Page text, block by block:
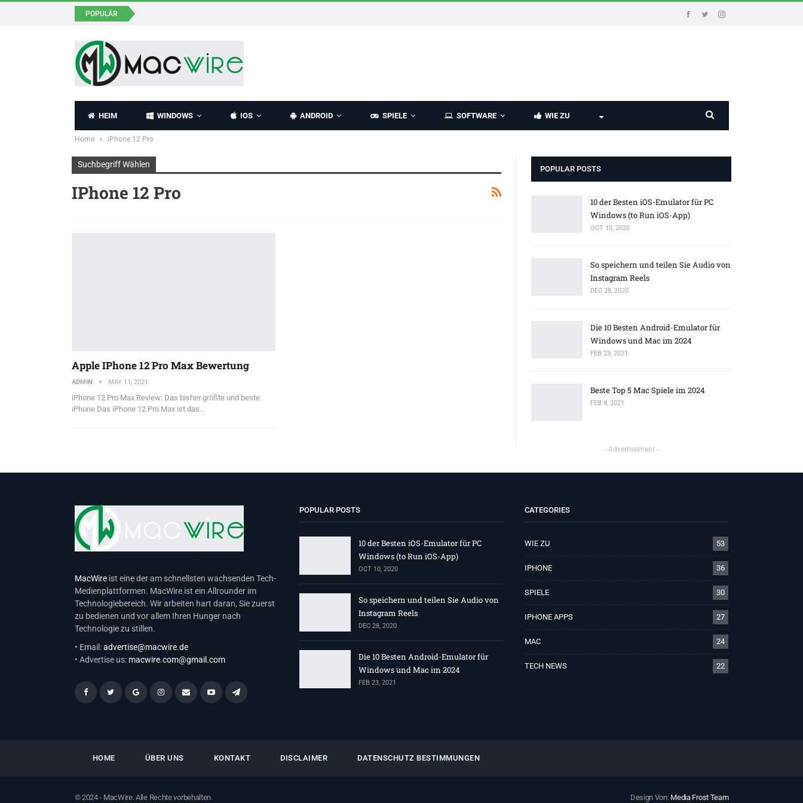
POPULÄR
HEIM WINDOWS IOS ANDROID SPIELE SOFTWARE WIE ZU
Home iPhone 12 Pro
Suchbegriff Wählen
IPhone 12 Pro
Apple IPhone 12 Pro Max Bewertung
ADMIN MAY 11, 2021
iPhone 12 Pro Max Review: Das bisher größte und beste
iPhone Das iPhone 12 Pro Max ist das…
POPULAR POSTS
10 der Besten iOS-Emulator für PC
Windows (to Run iOS-App)
OCT 10, 2020
So speichern und teilen Sie Audio von
Instagram Reels
DEC 28, 2020
Die 10 Besten Android-Emulator für
Windows und Mac im 2024
FEB 23, 2021
Beste Top 5 Mac Spiele im 2024
FEB 8, 2021
- Advertisement -
MacWireist eine der am schnellsten wachsenden Tech-
Medienplattformen. MacWire ist ein Allrounder im
Technologiebereich. Wir arbeiten hart daran, Sie zuerst
zu bedienen und vor allem Ihren Hunger nach
Technologie zu stillen.
• Email:advertise@macwire.de
• Advertise us: macwire.com@gmail.com
POPULAR POSTS
10 der Besten iOS-Emulator für PC
Windows (to Run iOS-App)
OCT 10, 2020
So speichern und teilen Sie Audio von
Instagram Reels
DEC 28, 2020
Die 10 Besten Android-Emulator für
Windows und Mac im 2024
FEB 23, 2021
CATEGORIES
WIE ZU 53
IPHONE 36
SPIELE 30
IPHONE APPS 27
MAC 24
TECH NEWS 22
HOME ÜBER UNS KONTAKT DISCLAIMER DATENSCHUTZ BESTIMMUNGEN
© 2024 - MacWire. Alle Rechte vorbehalten. Design Von: Media Frost Team